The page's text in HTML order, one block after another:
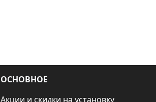
ОСНОВНОЕ
Акции и скидки на установку